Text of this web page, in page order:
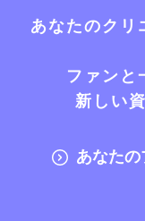
あなたのクリ
ファンと
新しい
あなた